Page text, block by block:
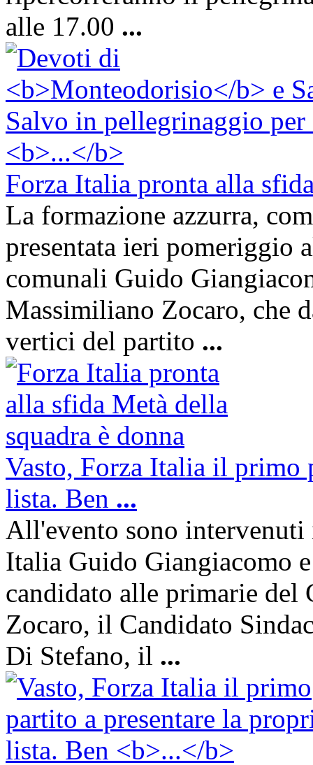
alle 17.00 ...
Forza Italia pronta alla
La formazione azzurra,
presentata ieri pomeriggio
comunali Guido
Massimiliano Zocaro, che
vertici del partito ...
Vasto, Forza Italia il primo
lista. Ben ...
All'evento sono
Italia Guido Giangiacomo
candidato alle primarie del
Zocaro, il Candidato
Di Stefano, il ...